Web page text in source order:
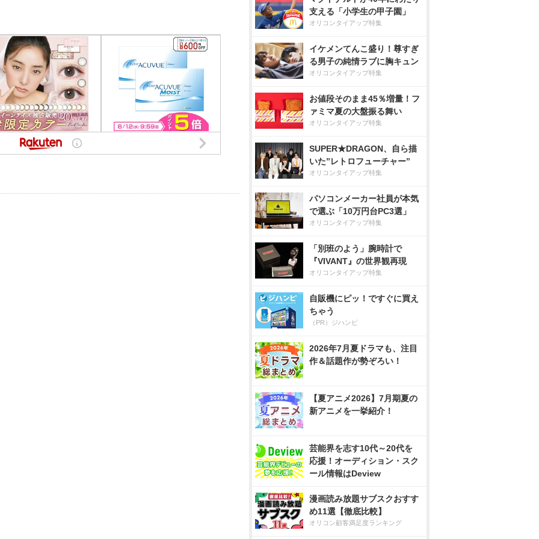
支える「小学生の甲子園」
オリコンタイアップ特集
イケメンてんこ盛り！尊すぎ
る男子の純情ラブに胸キュン
オリコンタイアップ特集
お値段そのまま45％増量！フ
ァミマ夏の大盤振る舞い
オリコンタイアップ特集
SUPER★DRAGON、自ら描
いた”レトロフューチャー”
オリコンタイアップ特集
パソコンメーカー社員が本気
で選ぶ「10万円台PC3選」
オリコンタイアップ特集
「別班のよう」腕時計で
『VIVANT』の世界観再現
オリコンタイアップ特集
自販機にピッ！ですぐに買え
ちゃう
（PR）ジハンピ
2026年7月夏ドラマも、注目
作＆話題作が勢ぞろい！
【夏アニメ2026】7月期夏の
新アニメを一挙紹介！
芸能界を志す10代～20代を
応援！オーディション・スク
ール情報はDeview
漫画読み放題サブスクおすす
め11選【徹底比較】
オリコン顧客満足度ランキング